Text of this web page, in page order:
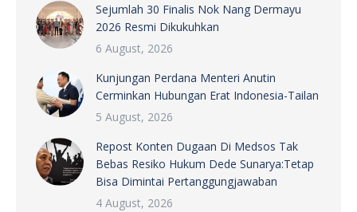
Sejumlah 30 Finalis Nok Nang Dermayu
2026 Resmi Dikukuhkan
6 August, 2026
Kunjungan Perdana Menteri Anutin
Cerminkan Hubungan Erat Indonesia-Tailan
5 August, 2026
Repost Konten Dugaan Di Medsos Tak
Bebas Resiko Hukum Dede Sunarya:Tetap
Bisa Dimintai Pertanggungjawaban
4 August, 2026